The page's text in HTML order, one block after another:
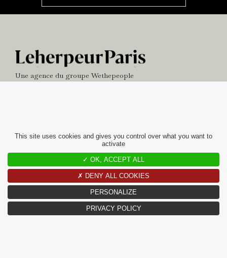
Une agence du groupe Wethepeople
contact
10 RUE CHARLOT
75003 PARIS
CONTACT@LEHERPEURPARIS.COM
This site uses cookies and gives you control over what you want to
activate
✓ OK, ACCEPT ALL
✗ DENY ALL COOKIES
PERSONALIZE
PRIVACY POLICY